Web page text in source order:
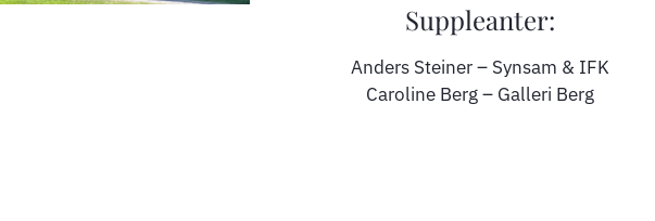
Suppleanter:
Anders Steiner – Synsam & IFK
Caroline Berg – Galleri Berg